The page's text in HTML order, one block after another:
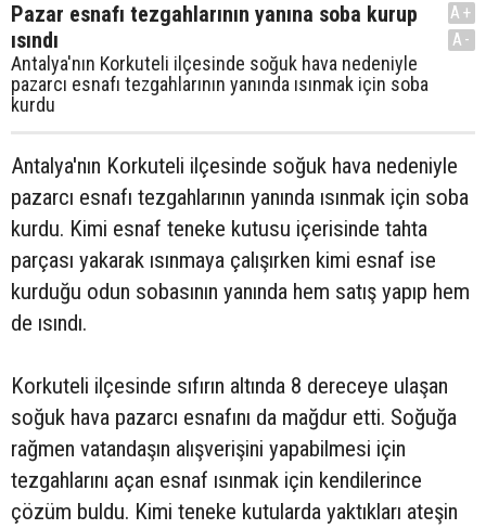
Pazar esnafı tezgahlarının yanına soba kurup
ısındı
Antalya'nın Korkuteli ilçesinde soğuk hava nedeniyle
pazarcı esnafı tezgahlarının yanında ısınmak için soba
kurdu
A+
A-
Antalya'nın Korkuteli ilçesinde soğuk hava nedeniyle
pazarcı esnafı tezgahlarının yanında ısınmak için soba
kurdu. Kimi esnaf teneke kutusu içerisinde tahta
parçası yakarak ısınmaya çalışırken kimi esnaf ise
kurduğu odun sobasının yanında hem satış yapıp hem
de ısındı.
Korkuteli ilçesinde sıfırın altında 8 dereceye ulaşan
soğuk hava pazarcı esnafını da mağdur etti. Soğuğa
rağmen vatandaşın alışverişini yapabilmesi için
tezgahlarını açan esnaf ısınmak için kendilerince
çözüm buldu. Kimi teneke kutularda yaktıkları ateşin